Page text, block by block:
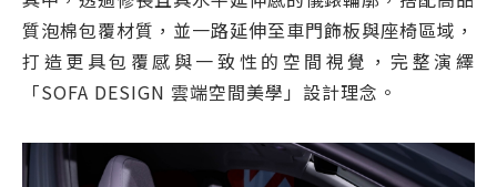
質泡棉包覆材質，並一路延伸至車門飾板與座椅區域，
打造更具包覆感與一致性的空間視覺，完整演繹
「SOFA DESIGN 雲端空間美學」設計理念。